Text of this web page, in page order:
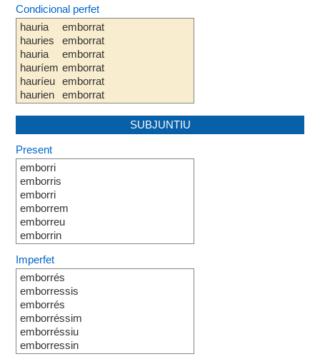
Condicional perfet
hauria
hauries
hauria
hauríem
hauríeu
haurien
emborrat
emborrat
emborrat
emborrat
emborrat
emborrat
SUBJUNTIU
Present
emborri
emborris
emborri
emborrem
emborreu
emborrin
Imperfet
emborrés
emborressis
emborrés
emborréssim
emborréssiu
emborressin